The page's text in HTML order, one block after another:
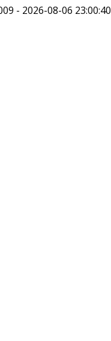
- 2026-08-06 23:00:40